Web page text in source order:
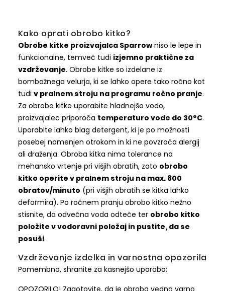
Kako oprati obrobo kitko?
Obrobe kitke proizvajalca Sparrowniso le lepe in
funkcionalne, temveč tudi izjemno praktične za
vzdrževanje. Obrobe kitke so izdelane iz
bombažnega velurja, ki se lahko opere tako ročno kot
tudi v pralnem stroju na programu ročno pranje.
Za obrobo kitko uporabite hladnejšo vodo,
proizvajalec priporoča temperaturo vode do 30°C.
Uporabite lahko blag detergent, ki je po možnosti
posebej namenjen otrokom in ki ne povzroča alergij
ali draženja. Obroba kitka nima tolerance na
mehansko vrtenje pri višjih obratih, zato obrobo
kitko operite v pralnem stroju na max. 800
obratov/minuto (pri višjih obratih se kitka lahko
deformira). Po ročnem pranju obrobo kitko nežno
stisnite, da odvečna voda odteče ter obrobo kitko
položite v vodoravni položaj in pustite, da se
posuši.
Vzdrževanje izdelka in varnostna opozorila
Pomembno, shranite za kasnejšo uporabo: